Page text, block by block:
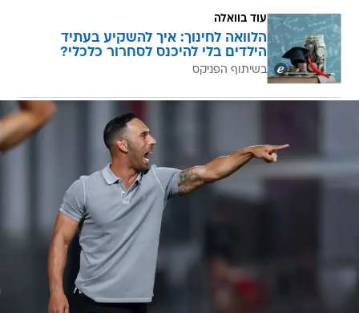
עוד בוואלה
הלוואה לחינוך: איך להשקיע בעתיד
הילדים בלי להיכנס לסחרור כלכלי?
בשיתוף הפניקס